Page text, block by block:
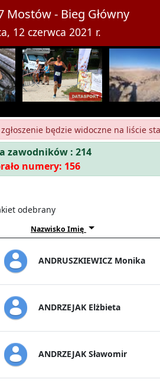
Mostów - Bieg Główny
12 czerwca 2021 r.
będzie widoczne na liście
zawodników : 214
numery: 156
odebrany
Nazwisko Imię
ANDRUSZKIEWICZ Monika
ANDRZEJAK Elżbieta
ANDRZEJAK Sławomir